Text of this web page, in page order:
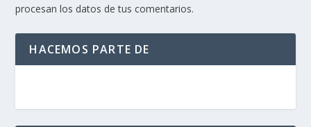
procesan los datos de tus comentarios.
HACEMOS PARTE DE